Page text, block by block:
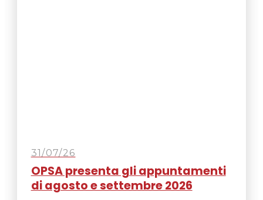
31/07/26
OPSA presenta gli appuntamenti
di agosto e settembre 2026